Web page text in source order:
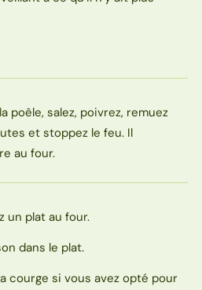
poêle, salez, poivrez, remuez
et stoppez le feu. Il
au four.
un plat au four.
dans le plat.
courge si vous avez opté pour